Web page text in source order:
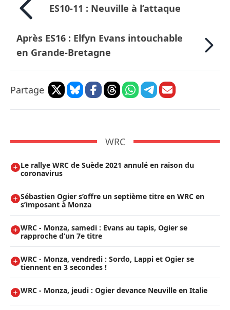
ES10-11 : Neuville à l’attaque
Après ES16 : Elfyn Evans intouchable
en Grande-Bretagne
Partage
WRC
Le rallye WRC de Suède 2021 annulé en raison du
coronavirus
Sébastien Ogier s’offre un septième titre en WRC en
s’imposant à Monza
WRC - Monza, samedi : Evans au tapis, Ogier se
rapproche d’un 7e titre
WRC - Monza, vendredi : Sordo, Lappi et Ogier se
tiennent en 3 secondes !
WRC - Monza, jeudi : Ogier devance Neuville en Italie